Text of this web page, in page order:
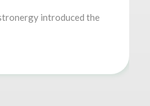
introduced the